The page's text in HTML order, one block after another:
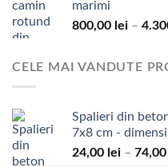
marimi
800,00 lei –
CELE MAI VANDUTE
Spalieri din
7x8 cm -
24,00 lei – 74,00